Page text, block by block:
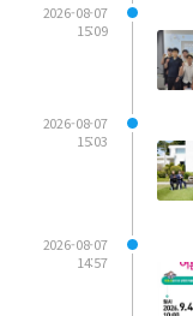
2026-08-07
15:09
2026-08-07
15:03
2026-08-07
14:57